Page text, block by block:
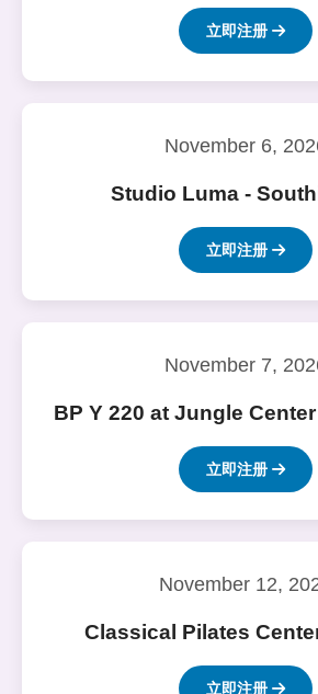
立即注册
November 6,
Studio Luma -
立即注册
November 7,
BP Y 220 at Jungle
立即注册
November 12,
Classical Pilates
立即注册